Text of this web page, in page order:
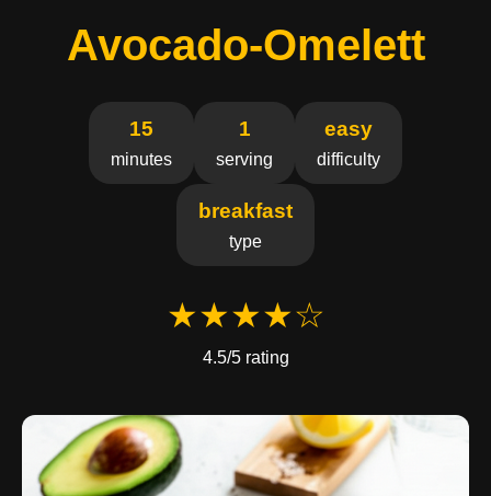
Avocado-Omelett
15
minutes
1
serving
easy
difficulty
breakfast
type
★★★★☆
4.5/5 rating